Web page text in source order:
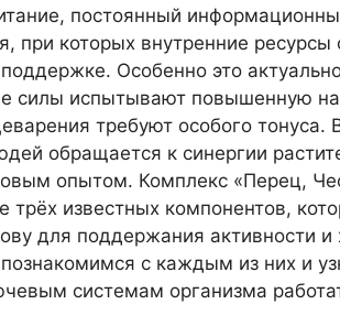
постоянный
при которых внутренние
Особенно это
силы испытывают повышенную
требуют особого тонуса.
обращается к синергии
опытом. Комплекс «Перец,
трёх известных компонентов,
для поддержания активности и
с каждым из них и
системам организма